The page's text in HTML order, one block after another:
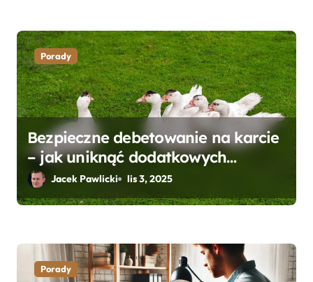
Porady
Bezpieczne debetowanie na karcie
– jak uniknąć dodatkowych
kosztów i opłat?
Jacek Pawlicki lis 3, 2025
Porady